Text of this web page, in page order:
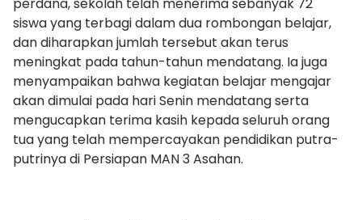
siswa yang terbagi dalam dua rombongan belajar,
dan diharapkan jumlah tersebut akan terus
meningkat pada tahun-tahun mendatang. Ia juga
menyampaikan bahwa kegiatan belajar mengajar
akan dimulai pada hari Senin mendatang serta
mengucapkan terima kasih kepada seluruh orang
tua yang telah mempercayakan pendidikan putra-
putrinya di Persiapan MAN 3 Asahan.